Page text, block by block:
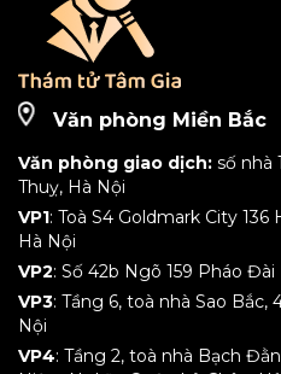
Văn phòng Miền Bắc
Văn phòng giao dịch: số nhà
Thuỵ, Hà Nội
VP1: Toà S4 Goldmark City
Hà Nội
VP2: Số 42b Ngõ 159 Pháo
VP3: Tầng 6, toà nhà Sao Bắc,
Nội
VP4: Tầng 2, toà nhà Bạch